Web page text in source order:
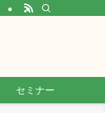
セミナー